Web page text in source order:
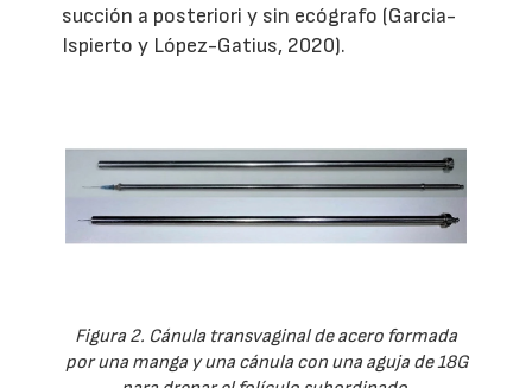
succión a posteriori y sin ecógrafo (Garcia-
Ispierto y López-Gatius, 2020).
Figura 2. Cánula transvaginal de acero formada
por una manga y una cánula con una aguja de 18G